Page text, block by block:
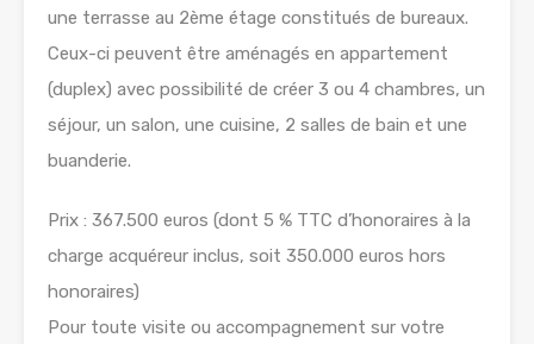
une terrasse au 2ème étage constitués de bureaux.
Ceux-ci peuvent être aménagés en appartement
(duplex) avec possibilité de créer 3 ou 4 chambres, un
séjour, un salon, une cuisine, 2 salles de bain et une
buanderie.
Prix : 367.500 euros (dont 5 % TTC d’honoraires à la
charge acquéreur inclus, soit 350.000 euros hors
honoraires)
Pour toute visite ou accompagnement sur votre